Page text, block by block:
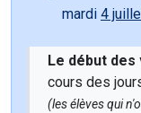
mardi 4
Le début des
cours des
(les élèves qui